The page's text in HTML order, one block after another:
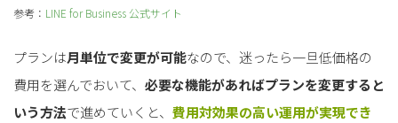
参考： LINE for Business 公式サイト
プランは月単位で変更が可能なので、迷ったら一旦低価格の
費用を選んでおいて、 必要な機能があればプランを変更すると
いう方法で進めていくと、 費用対効果の高い運用が実現でき